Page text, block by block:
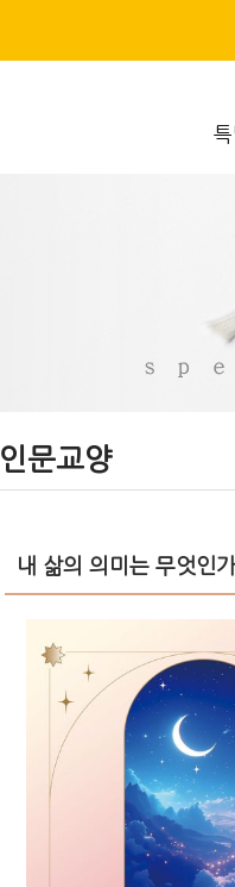
인문교양
내 삶의 의미는 무엇인